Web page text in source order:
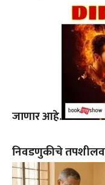
जाणार आहे.
निवडणुकीचे